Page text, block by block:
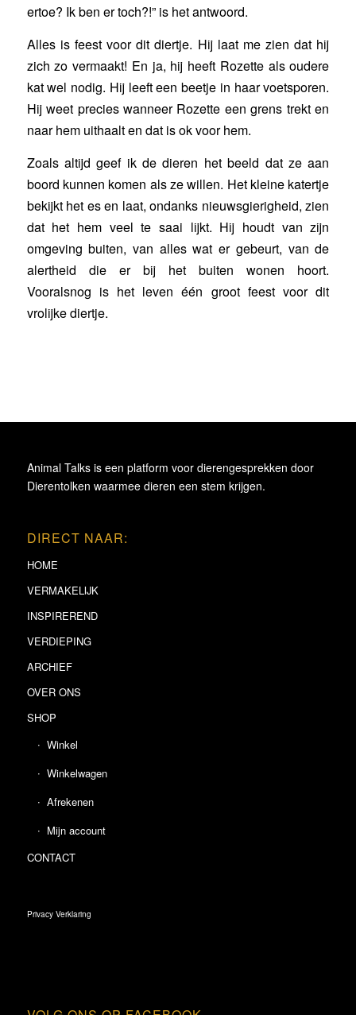
ertoe? Ik ben er toch?!” is het antwoord.
Alles is feest voor dit diertje. Hij laat me zien dat hij
zich zo vermaakt! En ja, hij heeft Rozette als oudere
kat wel nodig. Hij leeft een beetje in haar voetsporen.
Hij weet precies wanneer Rozette een grens trekt en
naar hem uithaalt en dat is ok voor hem.
Zoals altijd geef ik de dieren het beeld dat ze aan
boord kunnen komen als ze willen. Het kleine katertje
bekijkt het es en laat, ondanks nieuwsgierigheid, zien
dat het hem veel te saai lijkt. Hij houdt van zijn
omgeving buiten, van alles wat er gebeurt, van de
alertheid die er bij het buiten wonen hoort.
Vooralsnog is het leven één groot feest voor dit
vrolijke diertje.
Animal Talks is een platform voor dierengesprekken door
Dierentolken waarmee dieren een stem krijgen.
DIRECT NAAR:
HOME
VERMAKELIJK
INSPIREREND
VERDIEPING
ARCHIEF
OVER ONS
SHOP
Winkel
Winkelwagen
Afrekenen
Mijn account
CONTACT
Privacy Verklaring